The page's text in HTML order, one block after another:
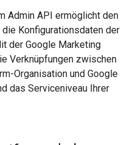
Admin API ermöglicht den
Konfigurationsdaten der
der Google Marketing
Verknüpfungen zwischen
Organisation und Google
das Serviceniveau Ihrer